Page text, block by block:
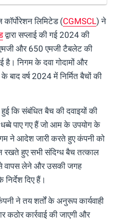
लिमिटेड (CGMSCL) ने
द्वारा सप्लाई की गई 2024 की
एमजी और 650 एमजी टैबलेट की
है। निगम के दवा गोदामों और
बाद वर्ष 2024 में निर्मित बैचों की
हुई कि संबंधित बैच की दवाइयों की
पाए गए हैं जो आम के उपयोग के
ने आदेश जारी करते हुए कंपनी को
रखते हुए सभी संदिग्ध बैच तत्काल
से वापस लेने और उसकी जगह
दिए हैं।
ने तय शर्तों के अनुरूप कार्यवाही
कठोर कार्रवाई की जाएगी और